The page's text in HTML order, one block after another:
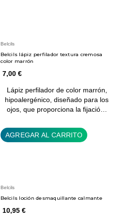
Belcils
Belcils lápiz perfilador textura cremosa
color marrón
7,00 €
Lápiz perfilador de color marrón,
hipoalergénico, diseñado para los
ojos, que proporciona la fijació…
AGREGAR AL CARRITO
Belcils
Belcils loción desmaquillante calmante
10,95 €